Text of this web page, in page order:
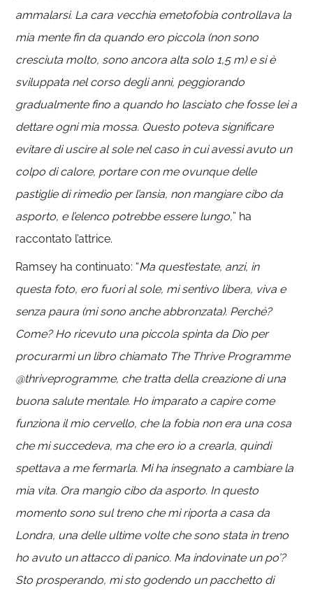
ammalarsi. La cara vecchia emetofobia controllava la
mia mente fin da quando ero piccola (non sono
cresciuta molto, sono ancora alta solo 1,5 m) e si è
sviluppata nel corso degli anni, peggiorando
gradualmente fino a quando ho lasciato che fosse lei a
dettare ogni mia mossa. Questo poteva significare
evitare di uscire al sole nel caso in cui avessi avuto un
colpo di calore, portare con me ovunque delle
pastiglie di rimedio per l’ansia, non mangiare cibo da
asporto, e l’elenco potrebbe essere lungo,” ha
raccontato l’attrice.
Ramsey ha continuato: “Ma quest’estate, anzi, in
questa foto, ero fuori al sole, mi sentivo libera, viva e
senza paura (mi sono anche abbronzata). Perché?
Come? Ho ricevuto una piccola spinta da Dio per
procurarmi un libro chiamato The Thrive Programme
@thriveprogramme, che tratta della creazione di una
buona salute mentale. Ho imparato a capire come
funziona il mio cervello, che la fobia non era una cosa
che mi succedeva, ma che ero io a crearla, quindi
spettava a me fermarla. Mi ha insegnato a cambiare la
mia vita. Ora mangio cibo da asporto. In questo
momento sono sul treno che mi riporta a casa da
Londra, una delle ultime volte che sono stata in treno
ho avuto un attacco di panico. Ma indovinate un po’?
Sto prosperando, mi sto godendo un pacchetto di